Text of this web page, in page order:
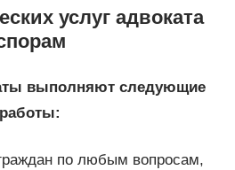
услуг адвоката
выполняют следующие
по любым вопросам,